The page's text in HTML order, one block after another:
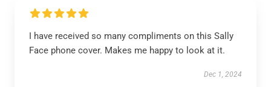
I have received so many compliments on this Sally
Face phone cover. Makes me happy to look at it.
Dec 1, 2024